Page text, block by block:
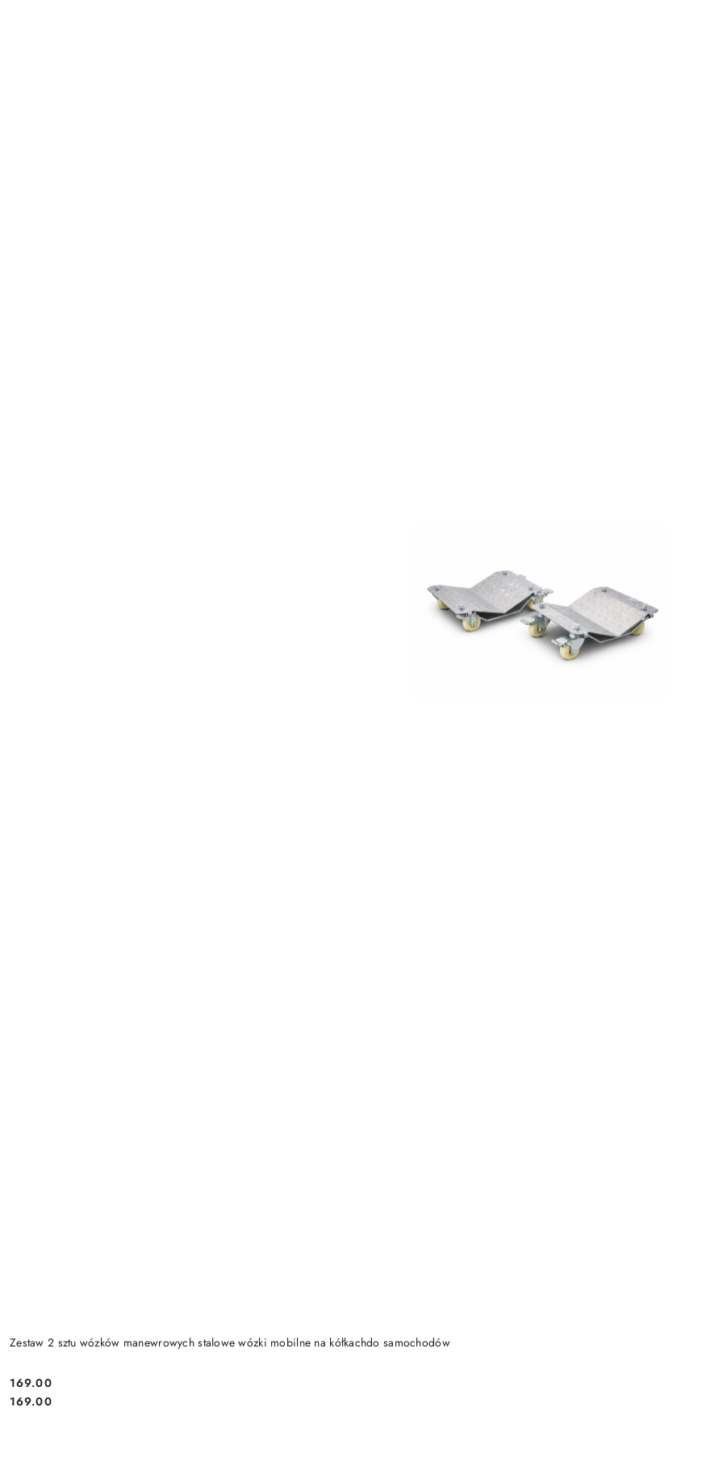
Zestaw 2 sztu wózków manewrowych stalowe wózki mobilne na kółkachdo samochodów
Cena:
169.00
Cena:
169.00